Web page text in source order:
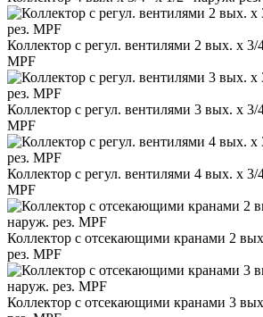
Коллектор с регул. вентилями 2 вых. х
MPF
Коллектор с регул. вентилями 3 вых. х
MPF
Коллектор с регул. вентилями 4 вых. х
MPF
Коллектор с отсекающими кранами 2
рез. MPF
Коллектор с отсекающими кранами 3